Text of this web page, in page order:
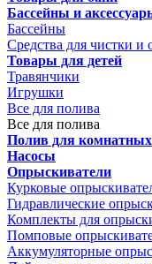
Бассейны и
Бассейны
Средства для чистки и
Товары для детей
Травянчики
Игрушки
Все для полива
Все для полива
Полив для
Насосы
Опрыскиватели
Курковые
Гидравлические
Комплекты для
Помповые
Аккумуляторные